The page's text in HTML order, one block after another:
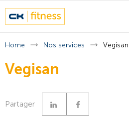
Wall of
Nos
Home Nos services Vegisan
Vegisan
Partager LinkedinFacebook